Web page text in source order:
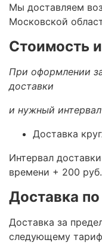
Мы доставляем
Московской
Стоимость
При оформлении
доставки
и нужный
Доставка
Интервал
времени + 200 руб.
Доставка
Доставка за
следующему